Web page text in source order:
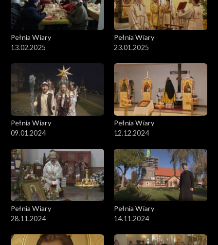
Pełnia Wiary
13.02.2025
Pełnia Wiary
23.01.2025
Pełnia Wiary
09.01.2024
Pełnia Wiary
12.12.2024
Pełnia Wiary
28.11.2024
Pełnia Wiary
14.11.2024